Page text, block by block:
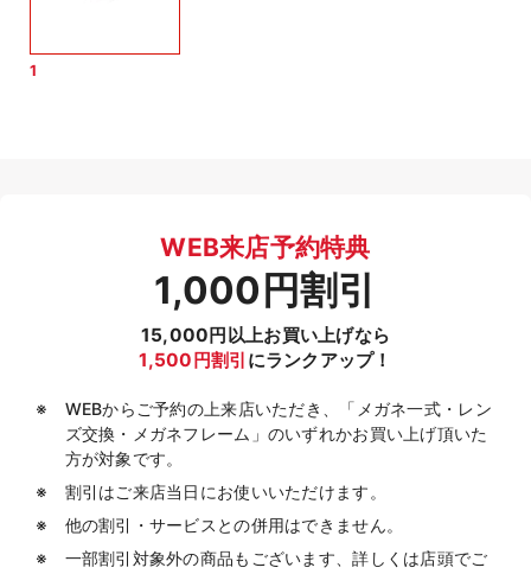
1
WEB来店予約特典
1,000円割引
15,000円以上お買い上げなら
1,500円割引 にランクアップ！
WEBからご予約の上来店いただき、「メガネ一式・レン
ズ交換・メガネフレーム」のいずれかお買い上げ頂いた
方が対象です。
割引はご来店当日にお使いいただけます。
他の割引・サービスとの併用はできません。
一部割引対象外の商品もございます、詳しくは店頭でご